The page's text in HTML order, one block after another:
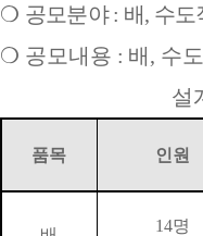
❍ 공모분야: 배, 수도
❍ 공모내용 : 배, 수
설
품목 인원
14명